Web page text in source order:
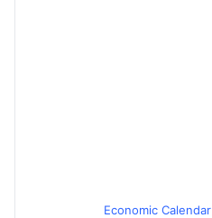
Economic Calendar